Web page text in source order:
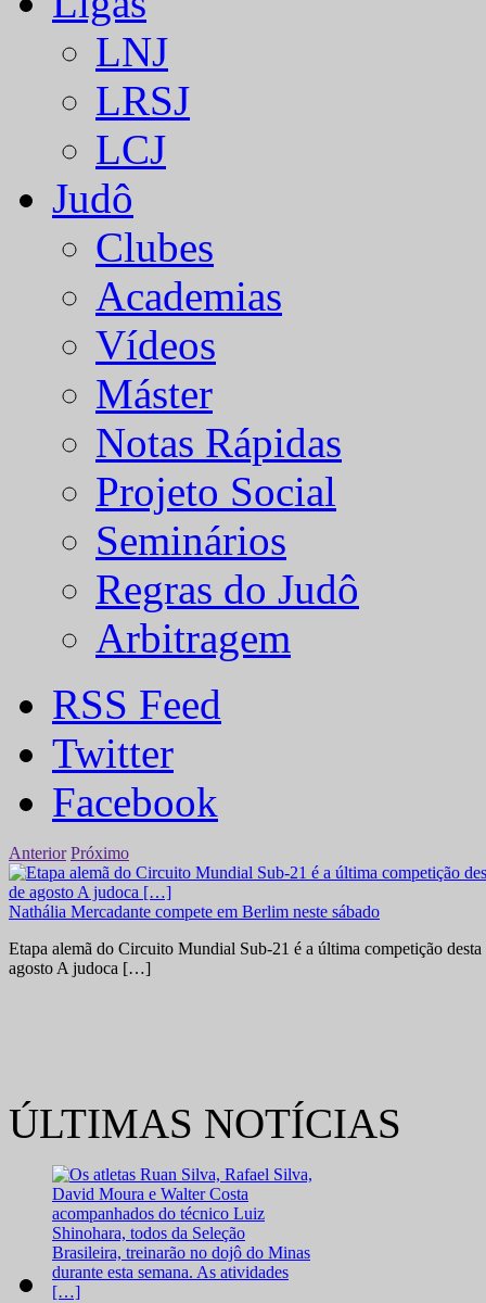
LNJ
LRSJ
LCJ
Judô
Clubes
Academias
Vídeos
Máster
Notas Rápidas
Projeto Social
Seminários
Regras do Judô
Arbitragem
RSS Feed
Twitter
Facebook
Anterior Próximo
Nathália Mercadante compete em Berlim neste sábado
Etapa alemã do Circuito Mundial Sub-21 é a última competição
agosto A judoca […]
ÚLTIMAS NOTÍCIAS